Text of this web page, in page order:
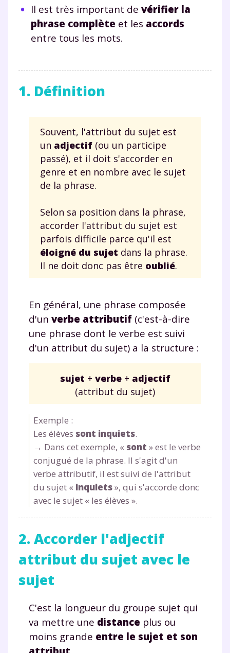
Il est très important de vérifier la
phrase complète et les accords
entre tous les mots.
1. Définition
Souvent, l'attribut du sujet est
un adjectif (ou un participe
passé), et il doit s'accorder en
genre et en nombre avec le sujet
de la phrase.
Selon sa position dans la phrase,
accorder l'attribut du sujet est
parfois difficile parce qu'il est
éloigné du sujet dans la phrase.
Il ne doit donc pas être oublié.
En général, une phrase composée
d'un verbe attributif (c'est-à-dire
une phrase dont le verbe est suivi
d'un attribut du sujet) a la structure :
sujet + verbe+ adjectif
(attribut du sujet)
Exemple :
Les élèves sont inquiets.
→ Dans cet exemple, « sont » est le verbe
conjugué de la phrase. Il s'agit d'un
verbe attributif, il est suivi de l'attribut
du sujet « inquiets», qui s'accorde donc
avec le sujet « les élèves ».
2. Accorder l'adjectif
attribut du sujet avec le
sujet
C'est la longueur du groupe sujet qui
va mettre une distance plus ou
moins grande entre le sujet et son